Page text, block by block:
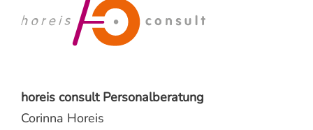
horeis consult Personalberatung
Corinna Horeis